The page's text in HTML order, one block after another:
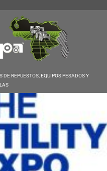
REPUESTOS, EQUIPOS PESADOS Y